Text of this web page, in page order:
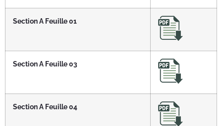
Section A Feuille 01
Section A Feuille 03
Section A Feuille 04